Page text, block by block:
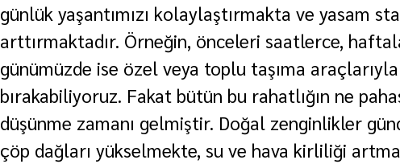
günlük yaşantımızı kolaylaştırmakta ve yasam
arttırmaktadır. Örneğin, önceleri saatlerce,
günümüzde ise özel veya toplu taşıma araçlarıyla
bırakabiliyoruz. Fakat bütün bu rahatlığın ne
düşünme zamanı gelmiştir. Doğal zenginlikler
çöp dağları yükselmekte, su ve hava kirliliği